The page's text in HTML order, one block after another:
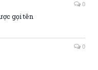
0
gọi tên
0